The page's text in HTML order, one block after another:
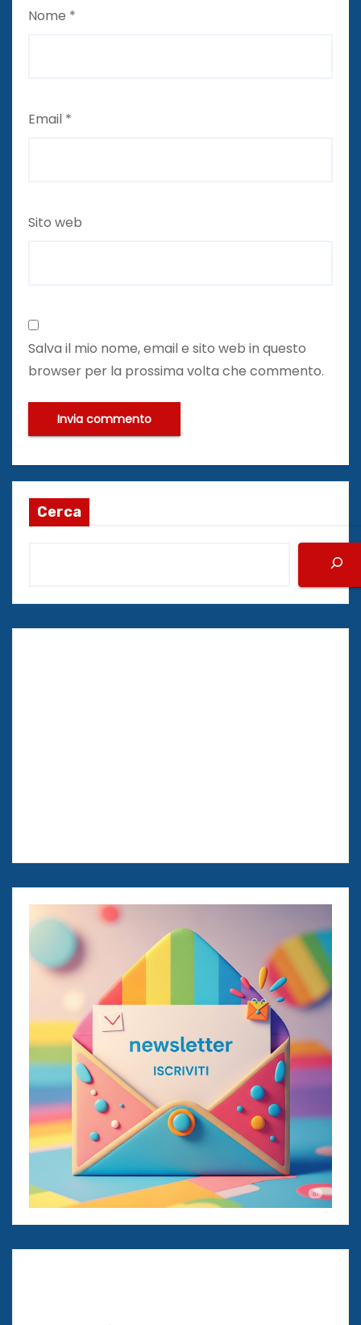
Nome *
Email *
Sito web
Salva il mio nome, email e sito web in questo
browser per la prossima volta che commento.
Cerca